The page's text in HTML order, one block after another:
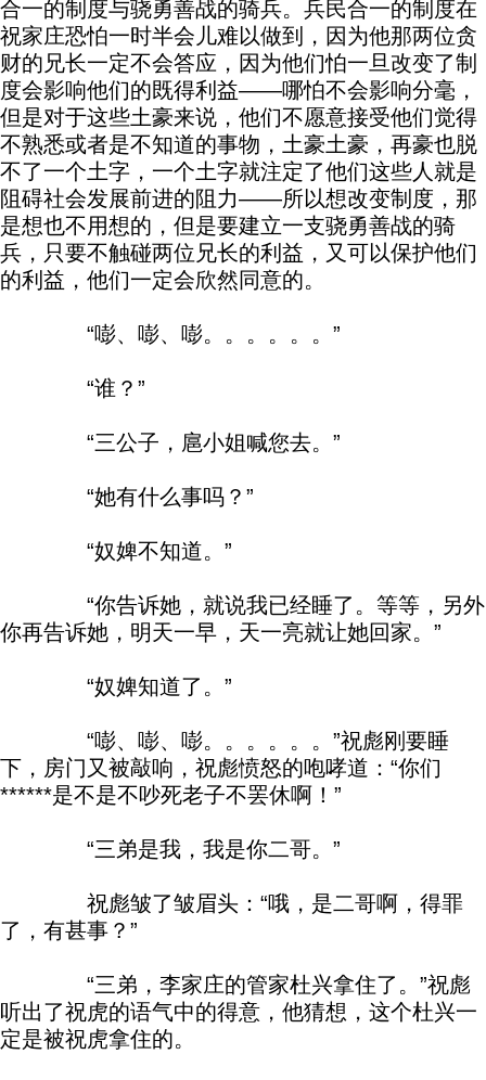
合一的制度与骁勇善战的骑兵。兵民合一的制度在
祝家庄恐怕一时半会儿难以做到，因为他那两位贪
财的兄长一定不会答应，因为他们怕一旦改变了制
度会影响他们的既得利益——哪怕不会影响分毫，
但是对于这些土豪来说，他们不愿意接受他们觉得
不熟悉或者是不知道的事物，土豪土豪，再豪也脱
不了一个土字，一个土字就注定了他们这些人就是
阻碍社会发展前进的阻力——所以想改变制度，那
是想也不用想的，但是要建立一支骁勇善战的骑
兵，只要不触碰两位兄长的利益，又可以保护他们
的利益，他们一定会欣然同意的。
“嘭、嘭、嘭。。。。。。”
“谁？”
“三公子，扈小姐喊您去。”
“她有什么事吗？”
“奴婢不知道。”
“你告诉她，就说我已经睡了。等等，另外
你再告诉她，明天一早，天一亮就让她回家。”
“奴婢知道了。”
“嘭、嘭、嘭。。。。。。”祝彪刚要睡
下，房门又被敲响，祝彪愤怒的咆哮道：“你们
******是不是不吵死老子不罢休啊！”
“三弟是我，我是你二哥。”
祝彪皱了皱眉头：“哦，是二哥啊，得罪
了，有甚事？”
“三弟，李家庄的管家杜兴拿住了。”祝彪
听出了祝虎的语气中的得意，他猜想，这个杜兴一
定是被祝虎拿住的。